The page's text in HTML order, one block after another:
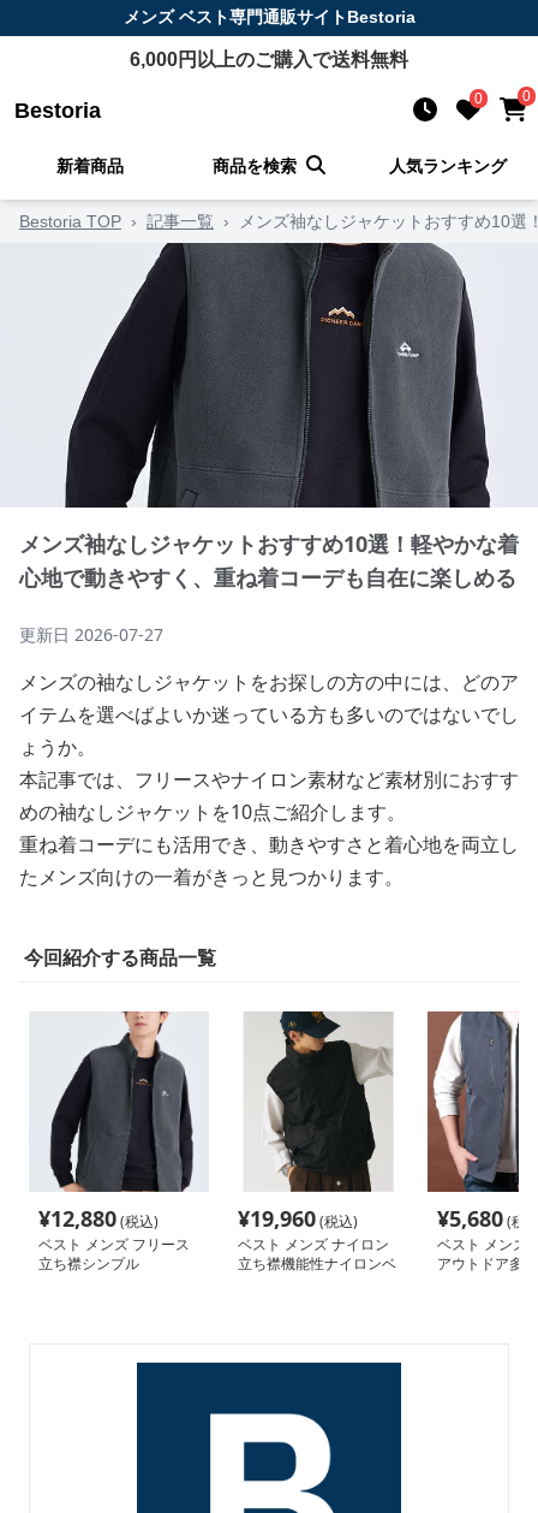
メンズ ベスト専門通販サイトBestoria
6,000円以上のご購入で送料無料
Bestoria 0 0
新着商品 商品を検索 人気ランキング
Bestoria TOP › 記事一覧 › メンズ袖なしジャケットおすすめ10
メンズ袖なしジャケットおすすめ10選！軽やかな着
心地で動きやすく、重ね着コーデも自在に楽しめる
更新日 2026-07-27
メンズの袖なしジャケットをお探しの方の中には、どのア
イテムを選べばよいか迷っている方も多いのではないでし
ょうか。
本記事では、フリースやナイロン素材など素材別におすす
めの袖なしジャケットを10点ご紹介します。
重ね着コーデにも活用でき、動きやすさと着心地を両立し
たメンズ向けの一着がきっと見つかります。
今回紹介する商品一覧
¥12,880(税込)
ベスト メンズ フリース
立ち襟シンプル
¥19,960(税込)
ベスト メンズ ナイロン
立ち襟機能性ナイロンベ
¥5,680(税
ベスト メンズ
アウトドア多